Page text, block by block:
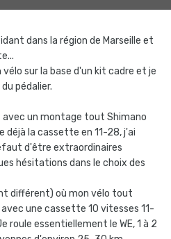
dans la région de Marseille et
sur la base d'un kit cadre et je
pédalier.
avec un montage tout Shimano
déjà la cassette en 11-28, j'ai
d'être extraordinaires
hésitations dans le choix des
différent) où mon vélo tout
avec une cassette 10 vitesses 11-
essentiellement le WE, 1 à 2